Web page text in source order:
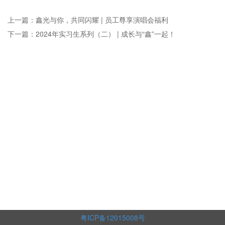
上一篇：鑫光与你，共同闪耀 | 员工尊享演唱会福利
下一篇：2024年实习生系列（二） | 成长与“鑫”一起！
粤ICP备12015008号